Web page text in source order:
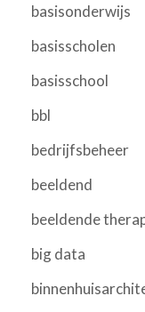
basisonderwijs
basisscholen
basisschool
bbl
bedrijfsbeheer
beeldend
beeldende
big data